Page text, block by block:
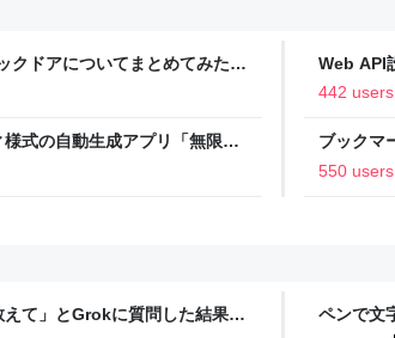
ドアについてまとめてみた -
Web API
442 users
式の自動生成アプリ「無限サ
） | テクノエッジ
ブックマ
550 users
えて」とGrokに質問した結果、
ペンで文